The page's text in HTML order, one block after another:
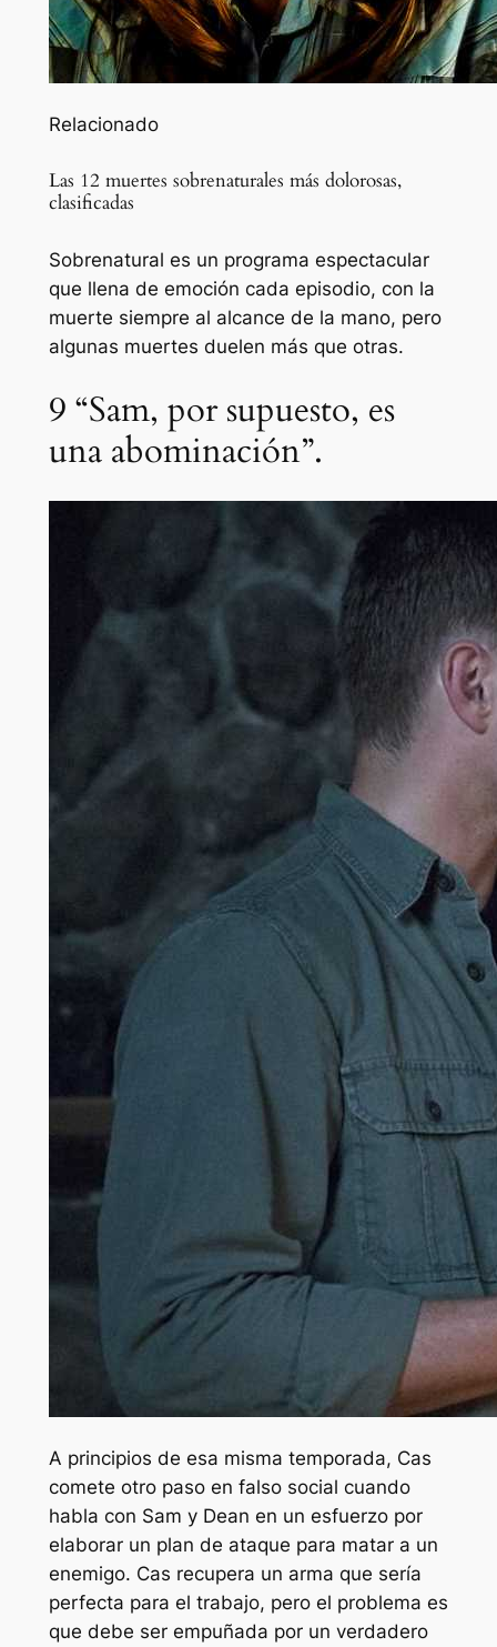
Relacionado
Las 12 muertes sobrenaturales más dolorosas,
clasificadas
Sobrenatural es un programa espectacular
que llena de emoción cada episodio, con la
muerte siempre al alcance de la mano, pero
algunas muertes duelen más que otras.
9 “Sam, por supuesto, es
una abominación”.
A principios de esa misma temporada, Cas
comete otro paso en falso social cuando
habla con Sam y Dean en un esfuerzo por
elaborar un plan de ataque para matar a un
enemigo. Cas recupera un arma que sería
perfecta para el trabajo, pero el problema es
que debe ser empuñada por un verdadero